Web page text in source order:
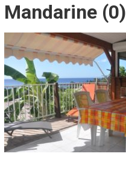
Mandarine (0)